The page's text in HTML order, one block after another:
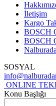
İletişim
Kargo
BOSCH
BOSCH
SOSYAL
ONLINE
Konu Başlığı